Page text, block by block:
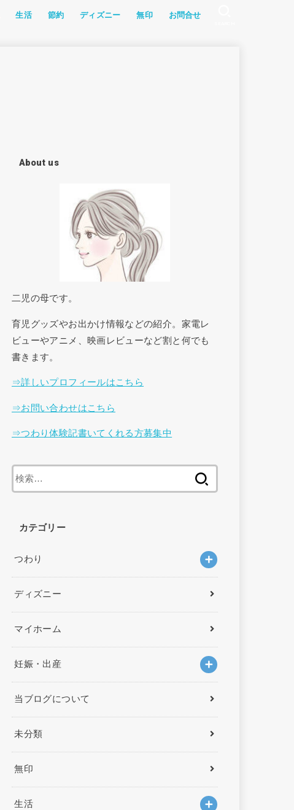
生活 節約 ディズニー 無印 お問合せ
About us
二児の母です。
育児グッズやお出かけ情報などの紹介。家電レ
ビューやアニメ、映画レビューなど割と何でも
書きます。
⇒詳しいプロフィールはこちら
⇒お問い合わせはこちら
⇒つわり体験記書いてくれる方募集中
索
カテゴリー
つわり
ディズニー
マイホーム
妊娠・出産
当ブログについて
未分類
無印
生活